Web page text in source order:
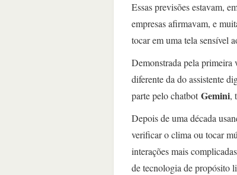
Essas previsões estavam,
empresas afirmavam, e
tocar em uma tela sensível
Demonstrada pela primeira
diferente da do assistente
parte pelo chatbotGemini,
Depois de uma década
verificar o clima ou tocar
interações mais
de tecnologia de propósito